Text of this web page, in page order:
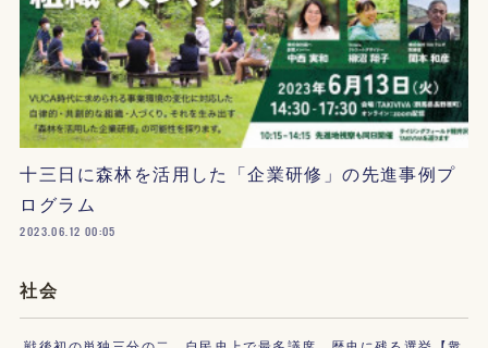
十三日に森林を活用した「企業研修」の先進事例プ
ログラム
2023.06.12 00:05
社会